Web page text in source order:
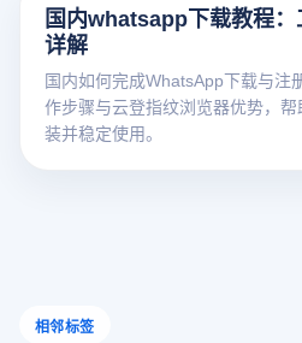
国内whatsapp下载教程
详解
国内如何完成WhatsApp下载与注
作步骤与云登指纹浏览器优势，
装并稳定使用。
相邻标签